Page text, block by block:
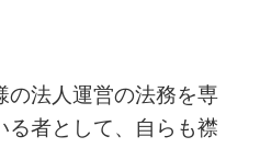
の法人運営の法務を専
る者として、自らも襟